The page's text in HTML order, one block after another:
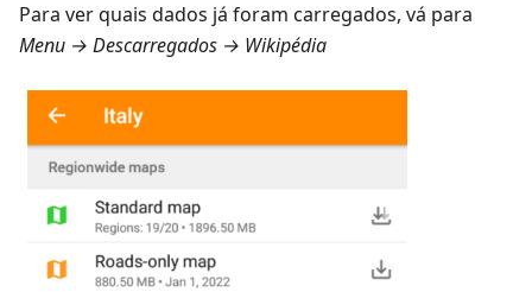
Para ver quais dados já foram carregados, vá para
Menu → Descarregados → Wikipédia